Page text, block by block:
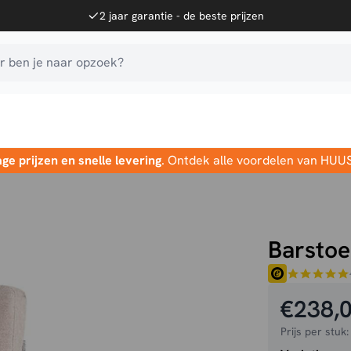
2 jaar garantie - de beste prijzen
ben je naar opzoek?
prijzen en snelle levering. Ontdek alle voordelen van
€
Prijs per stuk: